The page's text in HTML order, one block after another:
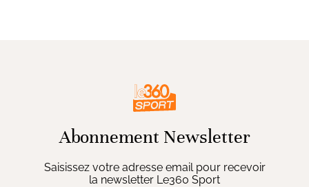
Abonnement Newsletter
Saisissez votre adresse email pour recevoir
la newsletter Le360 Sport